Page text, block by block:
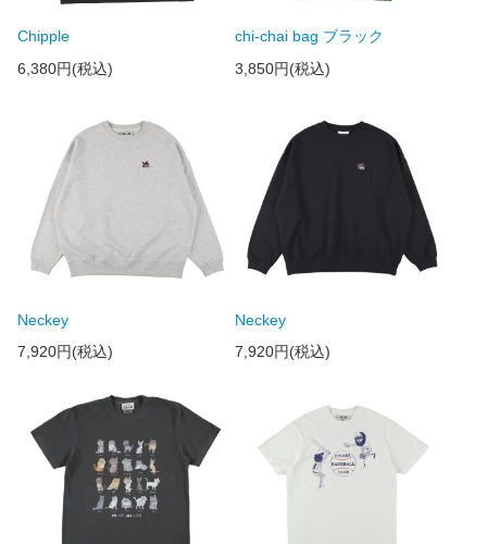
Chipple
6,380円(税込)
chi-chai bag ブラック
3,850円(税込)
Neckey
7,920円(税込)
Neckey
7,920円(税込)